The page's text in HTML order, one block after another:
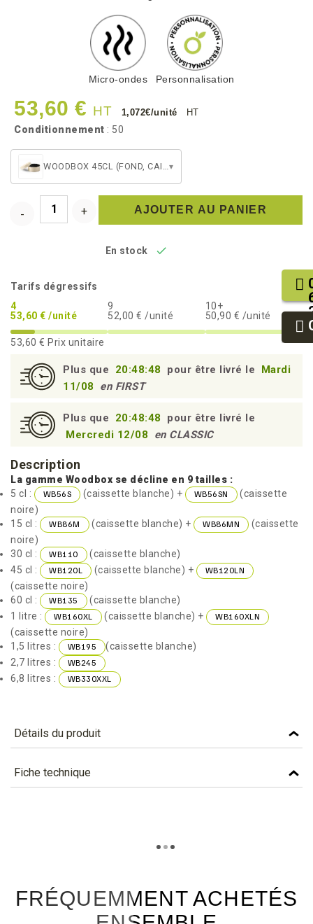
Micro-ondes Personnalisation
53,60 € HT 1,072€/unité HT
Conditionnement : 50
▾
AJOUTER AU PANIER
En stock 
Tarifs dégressifs
4
53,60 € /unité
9
52,00 € /unité
10+
50,90 € /unité
53,60 € Prix unitaire
Plus que 20:48:47 pour être livré le
Mardi
11/08
en FIRST
Plus que 20:48:47
pour être livré le
Mercredi 12/08
en CLASSIC
Description
La gamme Woodbox se décline en 9 tailles :
5 cl :
WB56S (caissette blanche) + WB56SN
(caissette
noire)
15 cl :
WB86M (caissette blanche) + WB86MN
(caissette
noire)
30 cl :
WB110
(caissette blanche)
45 cl :
WB120L (caissette blanche) + WB120LN
(caissette noire)
60 cl :
WB135
(caissette blanche)
1 litre :
WB160XL (caissette blanche) + WB160XLN
(caissette noire)
1,5 litres :
WB195
(caissette blanche)
2,7 litres :
WB245
6,8 litres : WB330XXL
Détails du produit
Référence WB120LN
Caractéristiques
Couleur NOIR
Fiche technique
FRÉQUEMMENT ACHETÉS